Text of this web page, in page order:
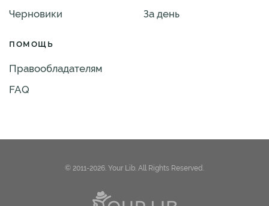
Черновики
За день
ПОМОЩЬ
Правообладателям
FAQ
© 2011-2026. Your Lib. All Rights Reserved.